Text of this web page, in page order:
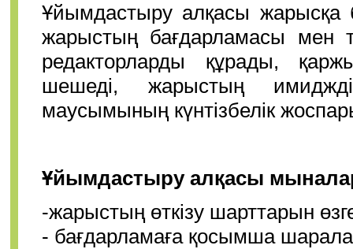
Ұйымдастыру алқасы жарысқа
жарыстың бағдарламасы мен
редакторларды құрады,
шешеді, жарыстың
маусымының күнтізбелік
Ұйымдастыру алқасы
-жарыстың өткізу шарттарын
- бағдарламаға қосымша